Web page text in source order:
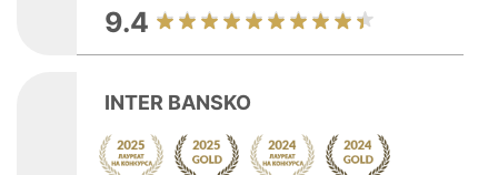
9.4
INTER BANSKO